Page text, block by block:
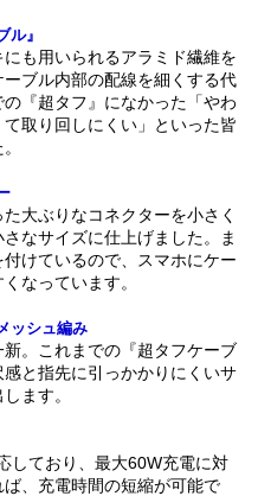
ル』
も用いられるアラミド繊維を
ブル内部の配線を細くする代
『超タフ』になかった「やわ
取り回しにくい」といった皆
大ぶりなコネクターを小さく
なサイズに仕上げました。ま
けているので、スマホにケー
なっています。
ッシュ編み
。これまでの『超タフケーブ
と指先に引っかかりにくいサ
ます。
しており、最大60W充電に対
、充電時間の短縮が可能で